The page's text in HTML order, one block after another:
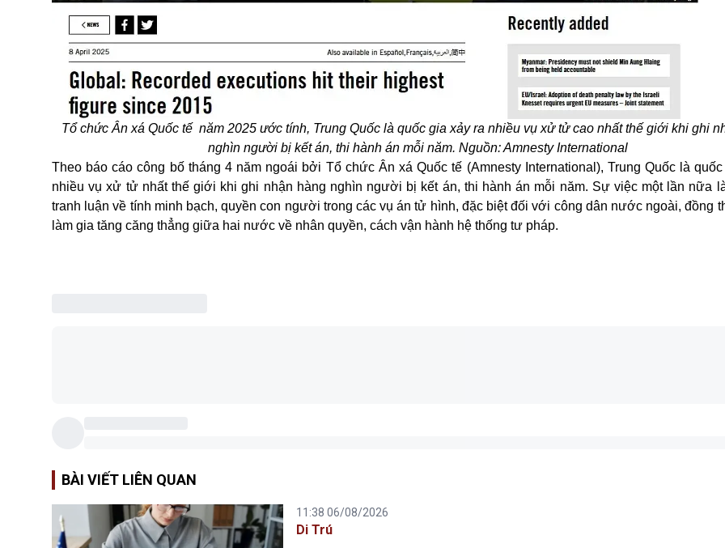
Tổ chức Ân xá Quốc tế năm 2025 ước tính, Trung Quốc là quốc gia xảy ra nhiều vụ xử tử cao nhất thế giới khi ghi
nghìn người bị kết án, thi hành án mỗi năm. Nguồn: Amnesty International
Theo báo cáo công bố tháng 4 năm ngoái bởi Tổ chức Ân xá Quốc tế (Amnesty International), Trung Quốc là
nhiều vụ xử tử nhất thế giới khi ghi nhận hàng nghìn người bị kết án, thi hành án mỗi năm. Sự việc một lần nữa
tranh luận về tính minh bạch, quyền con người trong các vụ án tử hình, đặc biệt đối với công dân nước ngoài, đồng
làm gia tăng căng thẳng giữa hai nước về nhân quyền, cách vận hành hệ thống tư pháp.
BÀI VIẾT LIÊN QUAN
11:38 06/08/2026
Di Trú